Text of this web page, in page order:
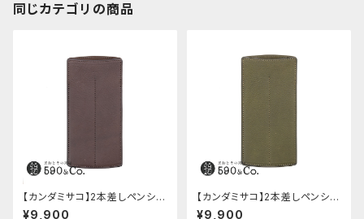
同じカテゴリの商品
【カンダミサコ】2本差しペンシー
ス・ミネルバボックス (カスター
¥9,900
【カンダミサコ】2本差しペンシー
ス・ミネルバボックス (オリーバ)
¥9,900